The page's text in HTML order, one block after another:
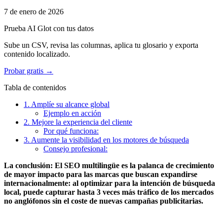
7 de enero de 2026
Prueba AI Glot con tus datos
Sube un CSV, revisa las columnas, aplica tu glosario y exporta
contenido localizado.
Probar gratis →
Tabla de contenidos
1. Amplíe su alcance global
Ejemplo en acción
2. Mejore la experiencia del cliente
Por qué funciona:
3. Aumente la visibilidad en los motores de búsqueda
Consejo profesional:
La conclusión: El SEO multilingüe es la palanca de crecimiento
de mayor impacto para las marcas que buscan expandirse
internacionalmente: al optimizar para la intención de búsqueda
local, puede capturar hasta 3 veces más tráfico de los mercados
no anglófonos sin el coste de nuevas campañas publicitarias.